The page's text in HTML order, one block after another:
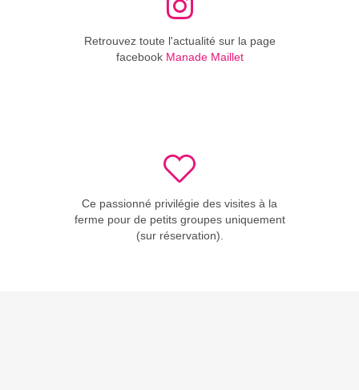
Retrouvez toute l'actualité sur la page
facebook Manade Maillet
Ce passionné privilégie des visites à la
ferme pour de petits groupes uniquement
(sur réservation).